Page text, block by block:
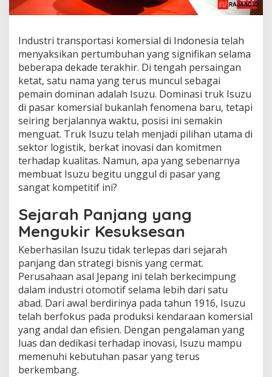
Industri transportasi komersial di Indonesia telah
menyaksikan pertumbuhan yang signifikan selama
beberapa dekade terakhir. Di tengah persaingan
ketat, satu nama yang terus muncul sebagai
pemain dominan adalah Isuzu. Dominasi truk Isuzu
di pasar komersial bukanlah fenomena baru, tetapi
seiring berjalannya waktu, posisi ini semakin
menguat. Truk Isuzu telah menjadi pilihan utama di
sektor logistik, berkat inovasi dan komitmen
terhadap kualitas. Namun, apa yang sebenarnya
membuat Isuzu begitu unggul di pasar yang
sangat kompetitif ini?
Sejarah Panjang yang
Mengukir Kesuksesan
Keberhasilan Isuzu tidak terlepas dari sejarah
panjang dan strategi bisnis yang cermat.
Perusahaan asal Jepang ini telah berkecimpung
dalam industri otomotif selama lebih dari satu
abad. Dari awal berdirinya pada tahun 1916, Isuzu
telah berfokus pada produksi kendaraan komersial
yang andal dan efisien. Dengan pengalaman yang
luas dan dedikasi terhadap inovasi, Isuzu mampu
memenuhi kebutuhan pasar yang terus
berkembang.